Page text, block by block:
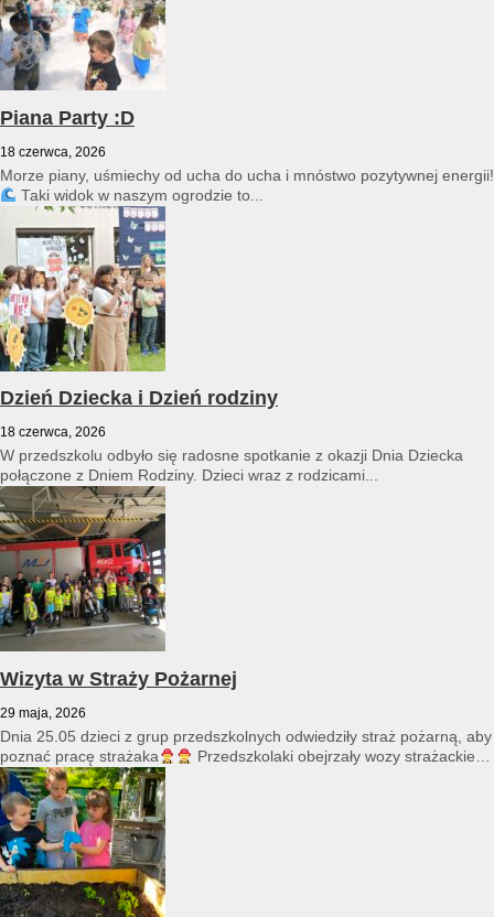
Piana Party :D
18 czerwca, 2026
Morze piany, uśmiechy od ucha do ucha i mnóstwo pozytywnej energii!
Taki widok w naszym ogrodzie to...
Dzień Dziecka i Dzień rodziny
18 czerwca, 2026
W przedszkolu odbyło się radosne spotkanie z okazji Dnia Dziecka
połączone z Dniem Rodziny. Dzieci wraz z rodzicami...
Wizyta w Straży Pożarnej
29 maja, 2026
Dnia 25.05 dzieci z grup przedszkolnych odwiedziły straż pożarną, aby
poznać pracę strażaka
Przedszkolaki obejrzały wozy strażackie
i...